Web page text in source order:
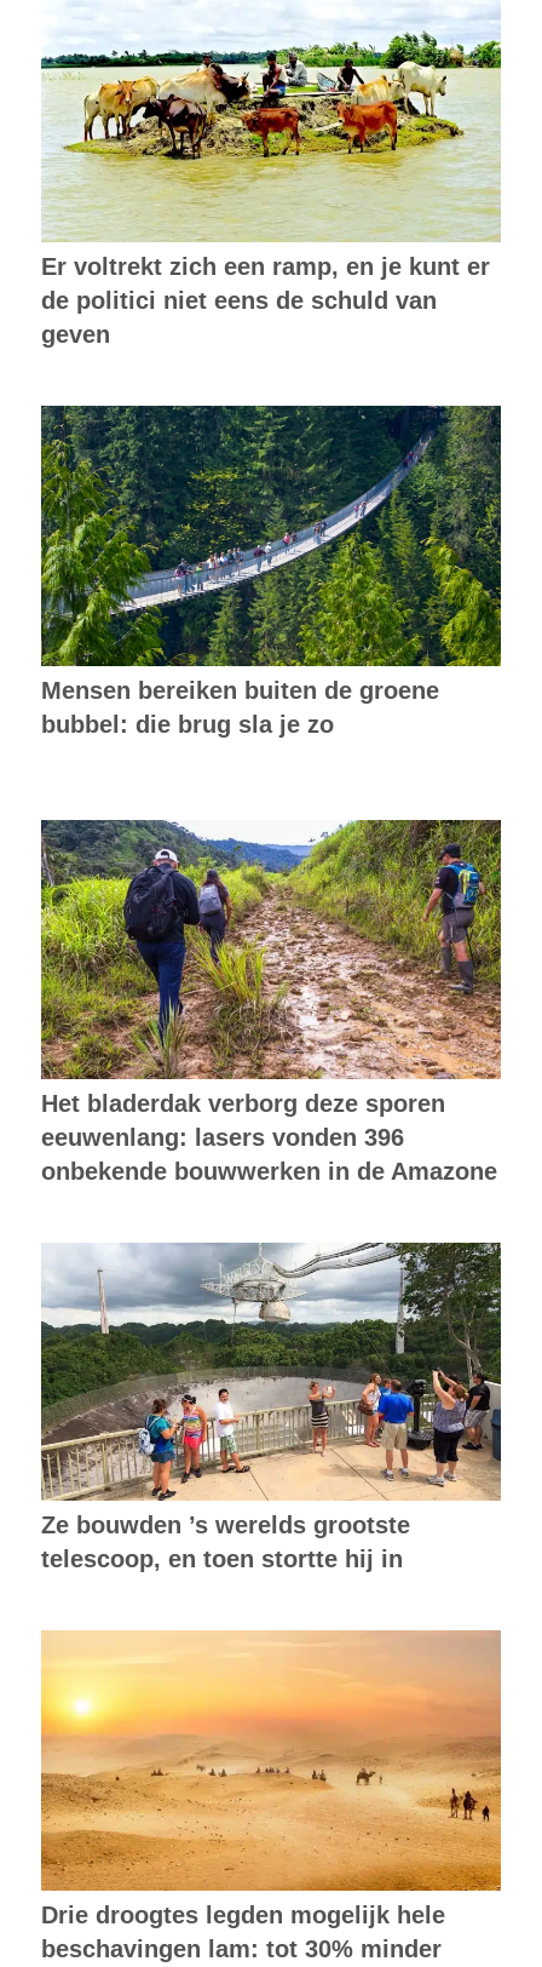
Er voltrekt zich een ramp, en je kunt er
de politici niet eens de schuld van
geven
Mensen bereiken buiten de groene
bubbel: die brug sla je zo
Het bladerdak verborg deze sporen
eeuwenlang: lasers vonden 396
onbekende bouwwerken in de Amazone
Ze bouwden ’s werelds grootste
telescoop, en toen stortte hij in
Drie droogtes legden mogelijk hele
beschavingen lam: tot 30% minder